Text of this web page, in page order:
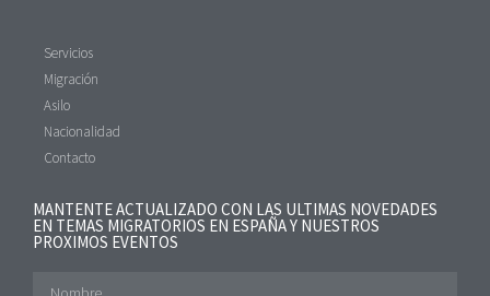
Servicios
Migración
Asilo
Nacionalidad
Contacto
MANTENTE ACTUALIZADO CON LAS ULTIMAS NOVEDADES
EN TEMAS MIGRATORIOS EN ESPAÑA Y NUESTROS
PROXIMOS EVENTOS